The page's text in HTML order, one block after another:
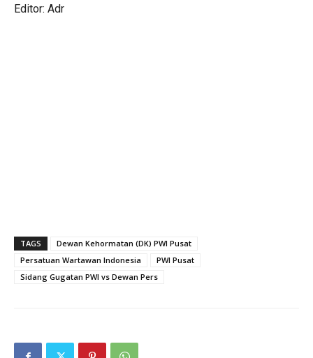
Editor: Adr
TAGS
Dewan Kehormatan (DK) PWI Pusat
Persatuan Wartawan Indonesia
PWI Pusat
Sidang Gugatan PWI vs Dewan Pers